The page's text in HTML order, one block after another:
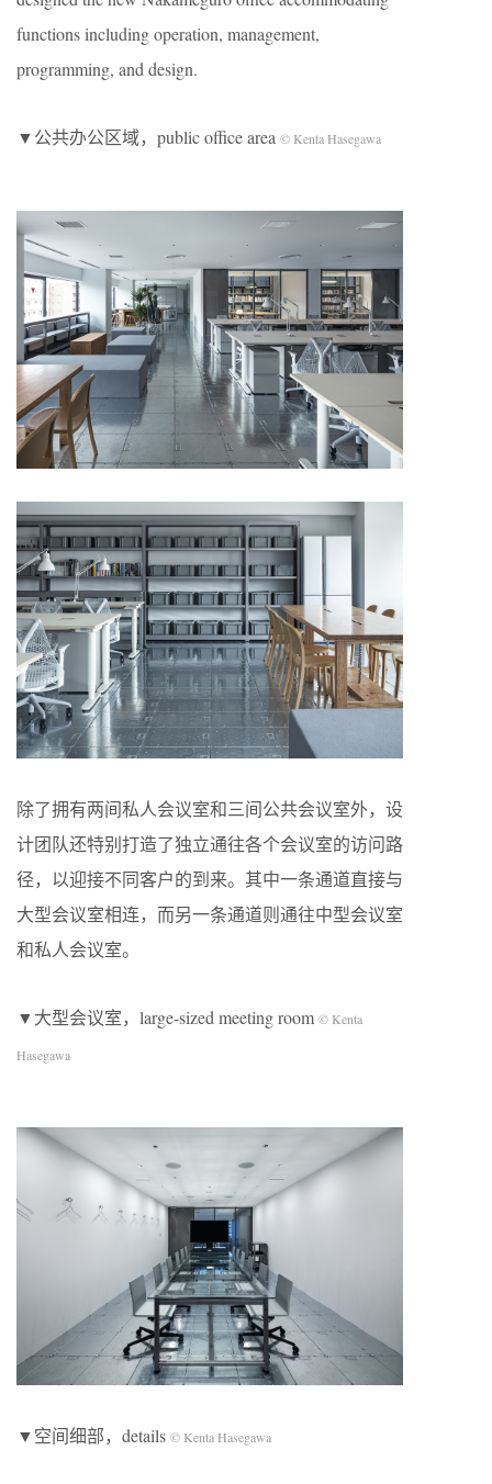
functions including operation, management,
programming, and design.
▼公共办公区域，public office area © Kenta Hasegawa
除了拥有两间私人会议室和三间公共会议室外，设
计团队还特别打造了独立通往各个会议室的访问路
径，以迎接不同客户的到来。其中一条通道直接与
大型会议室相连，而另一条通道则通往中型会议室
和私人会议室。
▼大型会议室，large-sized meeting room © Kenta
Hasegawa
▼空间细部，details © Kenta Hasegawa